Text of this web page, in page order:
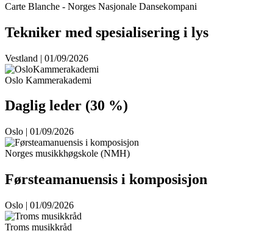
Carte Blanche - Norges Nasjonale Dansekompani
Tekniker med spesialisering i lys
Vestland | 01/09/2026
Oslo Kammerakademi
Daglig leder (30 %)
Oslo | 01/09/2026
Norges musikkhøgskole (NMH)
Førsteamanuensis i komposisjon
Oslo | 01/09/2026
Troms musikkråd